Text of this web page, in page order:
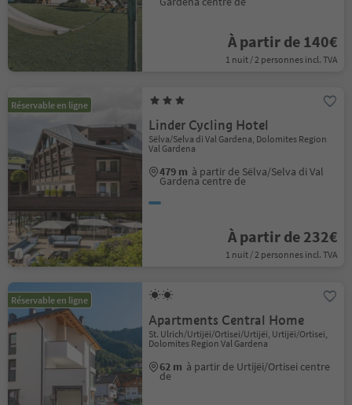
À partir de 140€
1 nuit / 2 personnes incl. TVA
Réservable en ligne
Linder Cycling Hotel
Sëlva/Selva di Val Gardena, Dolomites Region
Val Gardena
479 m à partir de Sëlva/Selva di Val
Gardena centre de
À partir de 232€
1 nuit / 2 personnes incl. TVA
Réservable en ligne
Apartments Central Home
St. Ulrich/Urtijëi/Ortisei/Urtijëi, Urtijëi/Ortisei,
Dolomites Region Val Gardena
62 m à partir de Urtijëi/Ortisei centre
de